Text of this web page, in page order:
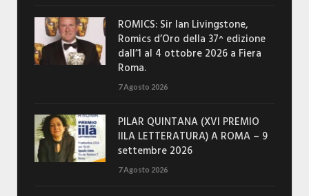
ROMICS: Sir Ian Livingstone,
Romics d’Oro della 37^ edizione
dall’1 al 4 ottobre 2026 a Fiera
Roma.
7 Agosto 2026
PILAR QUINTANA (XVI PREMIO
IILA LETTERATURA) A ROMA – 9
settembre 2026
7 Agosto 2026